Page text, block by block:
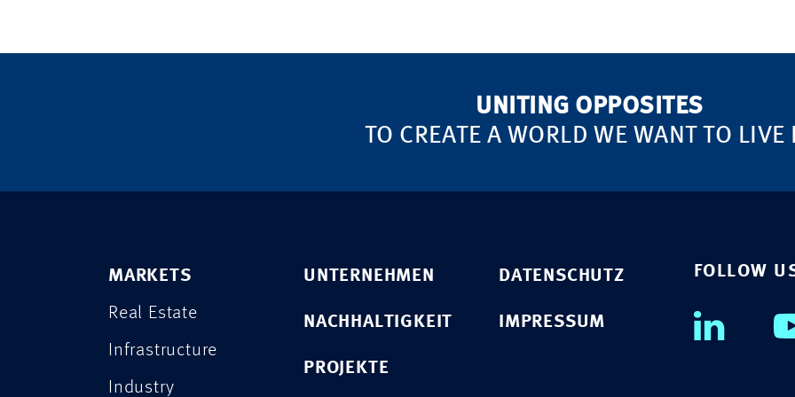
UNITING OPPOSITES
TO CREATE A WORLD WE WANT TO LIVE
MARKETS
Real Estate
Infrastructure
Industry
UNTERNEHMEN
NACHHALTIGKEIT
PROJEKTE
DATENSCHUTZ
IMPRESSUM
FOLLOW